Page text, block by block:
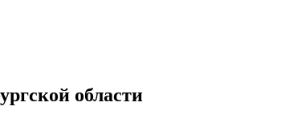
области